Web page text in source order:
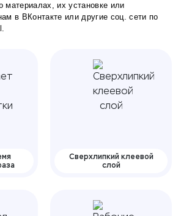
их установке или
в ВКонтакте или другие соц. сети по
Сверхлипкий клеевой
слой